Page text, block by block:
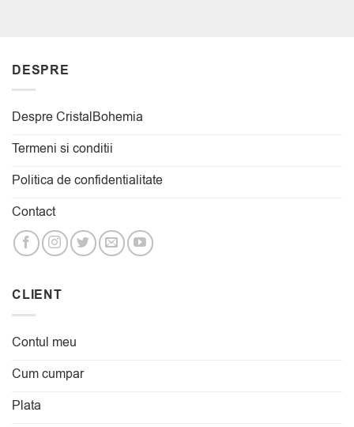
DESPRE
Despre CristalBohemia
Termeni si conditii
Politica de confidentialitate
Contact
CLIENT
Contul meu
Cum cumpar
Plata